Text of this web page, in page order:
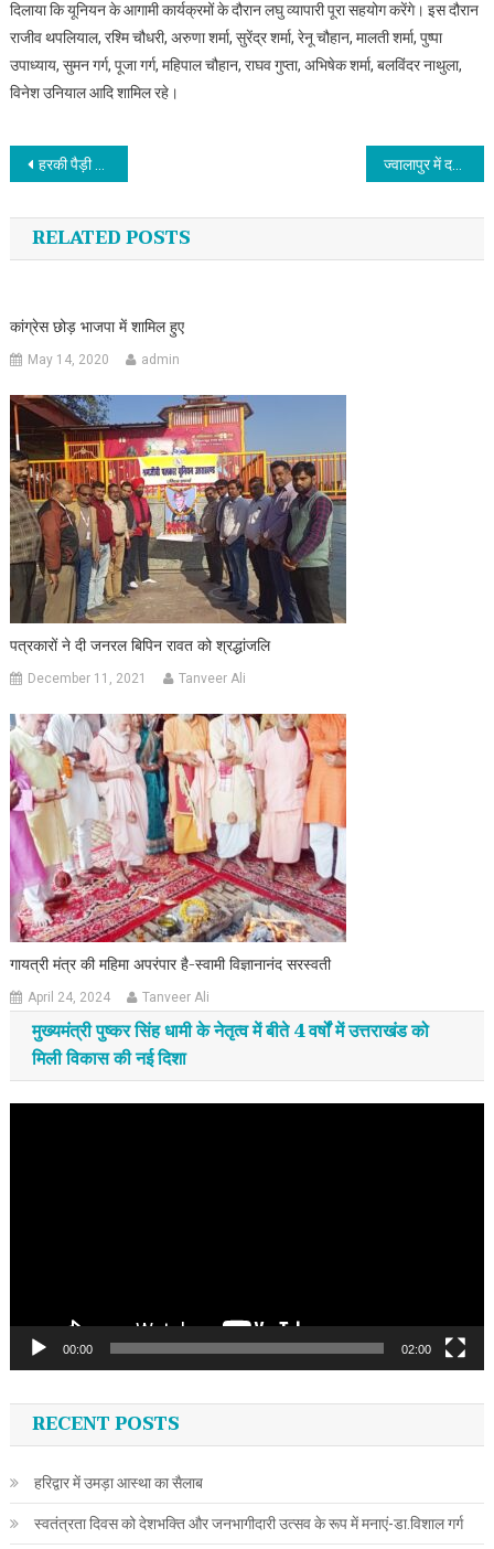
दिलाया कि यूनियन के आगामी कार्यक्रमों के दौरान लघु व्यापारी पूरा सहयोग करेंगे। इस दौरान
राजीव थपलियाल, रश्मि चौधरी, अरुणा शर्मा, सुरेंद्र शर्मा, रेनू चौहान, मालती शर्मा, पुष्पा
उपाध्याय, सुमन गर्ग, पूजा गर्ग, महिपाल चौहान, राघव गुप्ता, अभिषेक शर्मा, बलविंदर नाथुला,
विनेश उनियाल आदि शामिल रहे।
Post navigation
हरकी पैड़ी पर श्रीमद् भागवत कथा ज्वालापुर में दर्दनाक हादसा: ट्रक की चपेट में आने से बुजुर्ग की मौत, घटना CCTV में कैद
RELATED POSTS
कांग्रेस छोड़ भाजपा में शामिल हुए
May 14, 2020 admin
पत्रकारों ने दी जनरल बिपिन रावत को श्रद्धांजलि
December 11, 2021 Tanveer Ali
गायत्री मंत्र की महिमा अपरंपार है-स्वामी विज्ञानानंद सरस्वती
April 24, 2024 Tanveer Ali
मुख्यमंत्री पुष्कर सिंह धामी के नेतृत्व में बीते 4 वर्षों में उत्तराखंड को
मिली विकास की नई दिशा
00:00 02:00
RECENT POSTS
हरिद्वार में उमड़ा आस्था का सैलाब
स्वतंत्रता दिवस को देशभक्ति और जनभागीदारी उत्सव के रूप में मनाएं-डा.विशाल गर्ग